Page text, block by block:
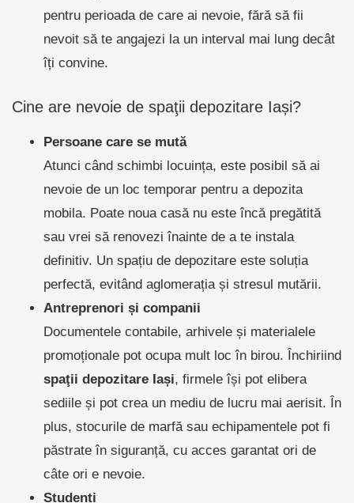
pentru perioada de care ai nevoie, fără să fii
nevoit să te angajezi la un interval mai lung decât
îți convine.
Cine are nevoie de spaţii depozitare Iași?
Persoane care se mută
Atunci când schimbi locuința, este posibil să ai
nevoie de un loc temporar pentru a depozita
mobila. Poate noua casă nu este încă pregătită
sau vrei să renovezi înainte de a te instala
definitiv. Un spațiu de depozitare este soluția
perfectă, evitând aglomerația și stresul mutării.
Antreprenori și companii
Documentele contabile, arhivele și materialele
promoționale pot ocupa mult loc în birou. Închiriind
spaţii depozitare Iași, firmele își pot elibera
sediile și pot crea un mediu de lucru mai aerisit. În
plus, stocurile de marfă sau echipamentele pot fi
păstrate în siguranță, cu acces garantat ori de
câte ori e nevoie.
Studenți